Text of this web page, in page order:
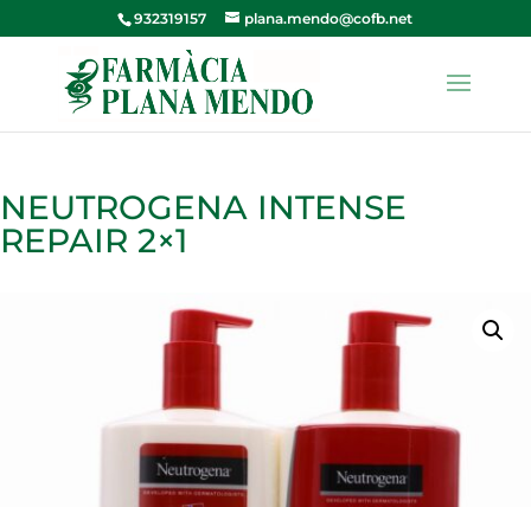
932319157 plana.mendo@cofb.net
NEUTROGENA INTENSE
REPAIR 2×1